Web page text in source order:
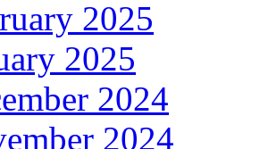
2025
2025
2024
2024